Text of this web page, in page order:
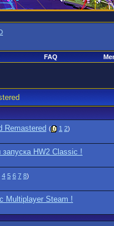
FAQ
Remastered ( 1 2)
HW2 Classic !
4 5 6 7 8)
Multiplayer Steam !